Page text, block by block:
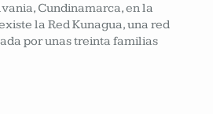
Cundinamarca, en la
la Red Kunagua, una red
por unas treinta familias